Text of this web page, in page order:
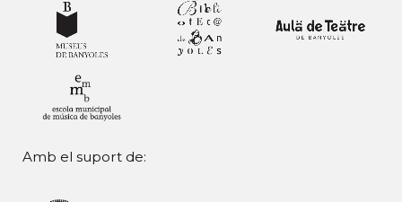
Amb el suport de: